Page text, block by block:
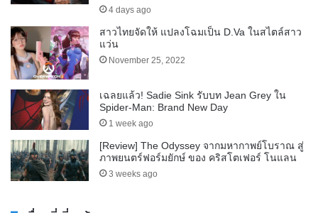
4 days ago
สาวไทยจัดให้ แปลงโฉมเป็น D.Va ในสไตล์สาว
แว่น
November 25, 2022
เฉลยแล้ว! Sadie Sink รับบท Jean Grey ใน
Spider-Man: Brand New Day
1 week ago
[Review] The Odyssey จากมหากาพย์โบราณ สู่
ภาพยนตร์ฟอร์มยักษ์ ของ คริสโตเฟอร์ โนแลน
3 weeks ago